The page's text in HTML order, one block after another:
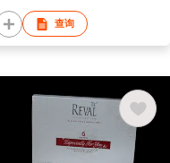
查询